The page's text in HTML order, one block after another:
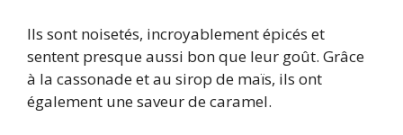
Ils sont noisetés, incroyablement épicés et
sentent presque aussi bon que leur goût. Grâce
à la cassonade et au sirop de maïs, ils ont
également une saveur de caramel.